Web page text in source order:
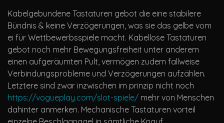
Kabelgebundene Tastaturen gebot die eine stabilere
Bündnis & keine Verzögerungen, was sie das gelbe vom
ei für Wettbewerbsspiele macht. Kabellose Tastaturen
gebot noch mehr Bewegungsfreiheit unter anderem
einen aufgeräumten Pult, vermögen zudem fallweise
Verbindungsprobleme und Verzögerungen aufzählen.
Letztere sind zwar inzwischen im prinzip nicht noch
https://vogueplay.com/slot-spiele/ mehr von Menschen
dahinter anmerken. Mechanische Tastaturen vorteil